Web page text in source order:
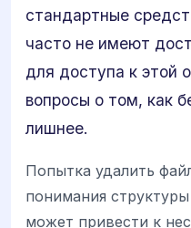
стандартные
часто не имеют
для доступа к этой
вопросы о том, как
лишнее.
Попытка удалить
понимания
может привести к